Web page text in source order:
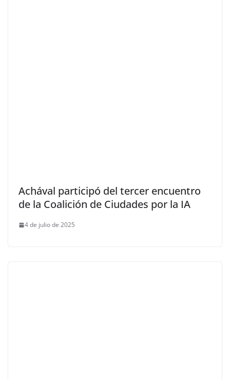
Achával participó del tercer encuentro
de la Coalición de Ciudades por la IA
4 de julio de 2025